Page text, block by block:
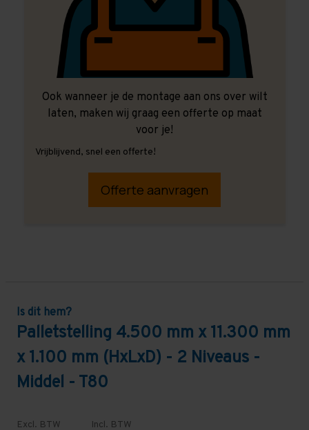
Ook wanneer je de montage aan ons over wilt
laten, maken wij graag een offerte op maat
voor je!
Vrijblijvend, snel een offerte!
Offerte aanvragen
Is dit hem?
Palletstelling 4.500 mm x 11.300 mm
x 1.100 mm (HxLxD) - 2 Niveaus -
Middel - T80
Excl. BTW Incl. BTW